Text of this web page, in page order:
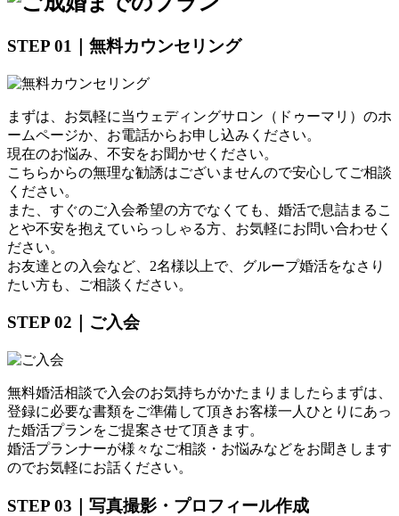
STEP 01｜無料カウンセリング
まずは、お気軽に当ウェディングサロン（ドゥーマリ）のホ
ームページか、お電話からお申し込みください。
現在のお悩み、不安をお聞かせください。
こちらからの無理な勧誘はございませんので安心してご相談
ください。
また、すぐのご入会希望の方でなくても、婚活で息詰まるこ
とや不安を抱えていらっしゃる方、お気軽にお問い合わせく
ださい。
お友達との入会など、2名様以上で、グループ婚活をなさり
たい方も、ご相談ください。
STEP 02｜ご入会
無料婚活相談で入会のお気持ちがかたまりましたらまずは、
登録に必要な書類をご準備して頂きお客様一人ひとりにあっ
た婚活プランをご提案させて頂きます。
婚活プランナーが様々なご相談・お悩みなどをお聞きします
のでお気軽にお話ください。
STEP 03｜写真撮影・プロフィール作成